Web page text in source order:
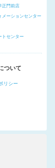
正門前店
メーションセンター
トセンター
ついて
リシー